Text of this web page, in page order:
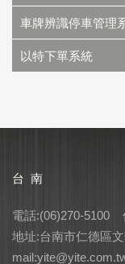
車牌辨識停車管理
以特下單系統
台 南
電話:(06)270-5100
地址:台南市仁德區